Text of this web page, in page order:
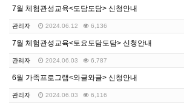
7월 체험관성교육<도담도담> 신청안내
관리자 2024.06.12 6,136
7월 체험관성교육<토요도담도담> 신청안내
관리자 2024.06.03 6,787
6월 가족프로그램<와글와글> 신청안내
관리자 2024.06.03 6,116